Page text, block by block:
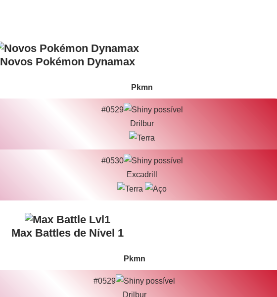
Novos Pokémon Dynamax
Pkmn
#0529
Drilbur
#0530
Excadrill
Max Battles de Nível 1
Pkmn
#0529
Drilbur